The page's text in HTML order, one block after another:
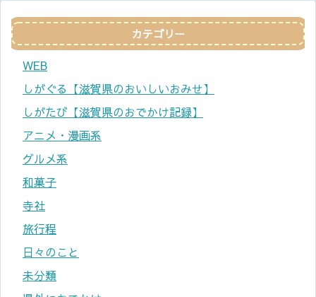
カテゴリー
WEB
しがぐる【滋賀県のおいしいおみせ】
しがたび【滋賀県のおでかけ記録】
アニメ・漫画系
グルメ系
和菓子
寺社
旅行程
日々のこと
未分類